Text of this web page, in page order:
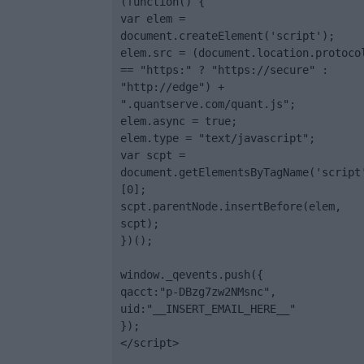
var elem =
document.createElement('script');
elem.src =
== "https:" ? "https://secure" :
"http://edge") +
".quantserve.com/quant.js";
elem.async = true;
elem.type = "text/javascript";
var scpt =
[0];
scpt.parentNode.insertBefore(elem,
scpt);
})();
window._qevents.push({
qacct:"p-DBzg7zw2NMsnc",
uid:"__INSERT_EMAIL_HERE__"
});
</script>